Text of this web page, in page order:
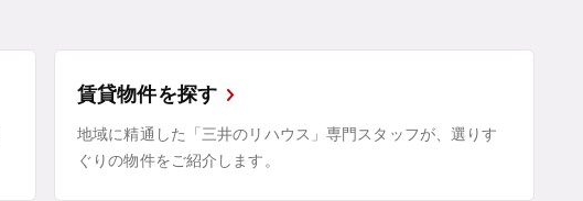
賃貸物件を探す
地域に精通した「三井のリハウス」専門スタッフが、選りす
ぐりの物件をご紹介します。